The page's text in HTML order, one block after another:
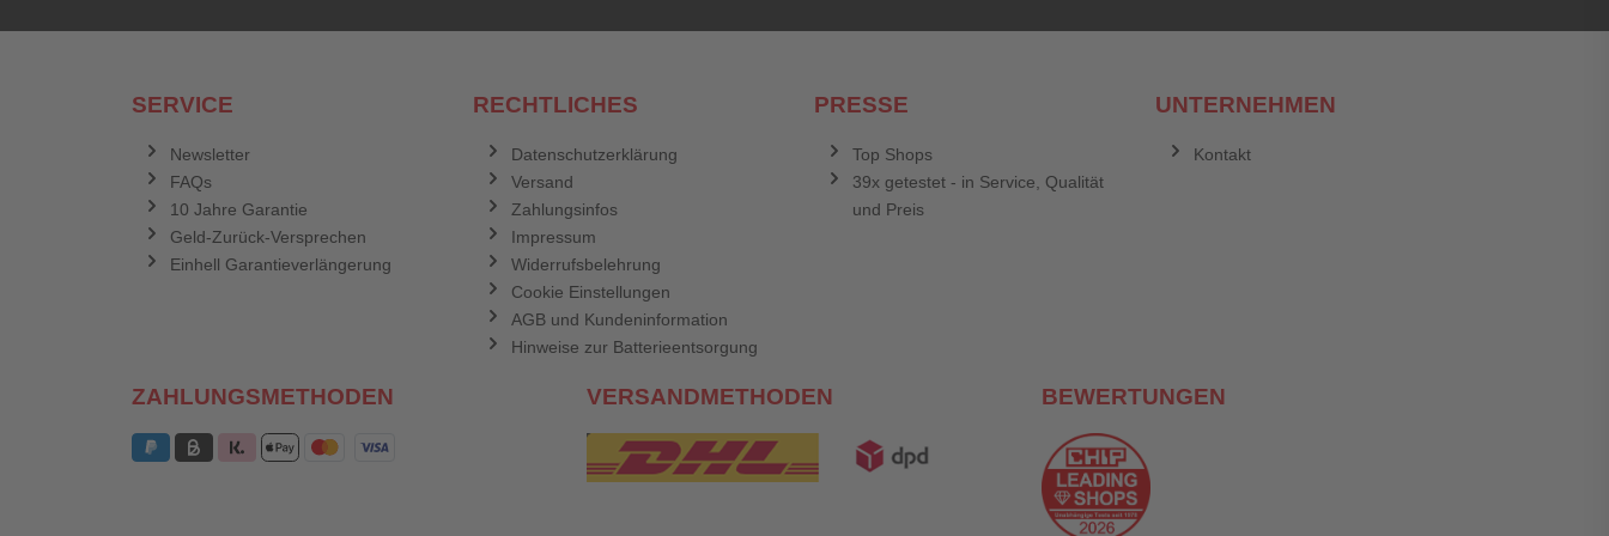
SERVICE
Newsletter
FAQs
10 Jahre Garantie
Geld-Zurück-Versprechen
Einhell Garantieverlängerung
RECHTLICHES
Datenschutzerklärung
Versand
Zahlungsinfos
Impressum
Widerrufsbelehrung
Cookie Einstellungen
AGB und Kundeninformation
Hinweise zur Batterieentsorgung
PRESSE
Top Shops
39x getestet - in Service, Qualität
und Preis
UNTERNEHMEN
Kontakt
ZAHLUNGSMETHODEN VERSANDMETHODEN BEWERTUNGEN